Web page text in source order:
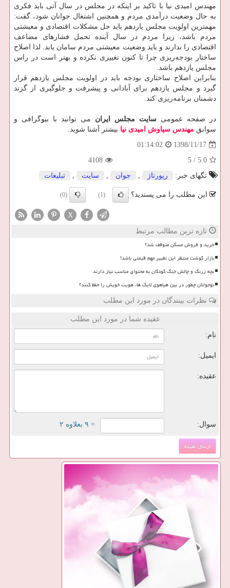
مهندس امیدی نیا با تاکید بر اینکه در مجلس در سال آتی باید فکری
به حال وضعیت درآمدی مردم و همچنین اشتغال جوانان شود، گفت:
مهمترین اولویت مجلس یازدهم باید حل مشکلات اقتصادی و معیشتی
مردم باشد، زیرا مردم در سال آینده تحمل فشارهای مضاعف
اقتصادی را ندارند و باید وضعیت معیشتی مردم سامان یابد. لذا اصلاح
ساختار بودجه‌ریزی چرا تا کنون تغییری نکرده و بهتر است در راس
مجلس یازدهم باشد.
بنابراین اصلاح ساختاری بودجه باید در اولویت مجلس یازدهم قرار
گیرد و مجلس یازدهم برای آبادانی و پیشرفت و جلوگیری از گزند
دشمنان برنامه‌ریزی کند.
در صفحه عمومی سایت مجلس ایران می توانید با بیوگرافی و
سوابق مهندس سیاوش امیدی نیا بیشتر آشنا شوید.
1398/11/17
01:14:02
5.0
/
5
4108
تگهای خبر:
رپورتاژ , جوان , سایت , تبلیغات
این مطلب را می پسندید؟ (1)
(0)
X
تازه ترین مطالب مرتبط
خرید و فروش مسکن متوقف شد؟
بازار گوشت منتظر این تغییر مهم قیمتی باشد!
بچه زرنگ و چالش جنگ کودکان به محتوای مناسب نیاز دارند
نوجوانان چطور در بین هیاهوی لایک ها، هویت خویش را حفظ کنند؟
نظرات بینندگان در مورد این مطلب
عقیده شما در مورد این مطلب
نام:
ایمیل:
عقیده:
سوال: = ۹ بعلاوه ۲